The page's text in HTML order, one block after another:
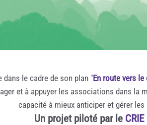
le cadre de son plan "En route vers le
et à appuyer les associations dans
capacité à mieux anticiper et gérer
Un projet piloté par le